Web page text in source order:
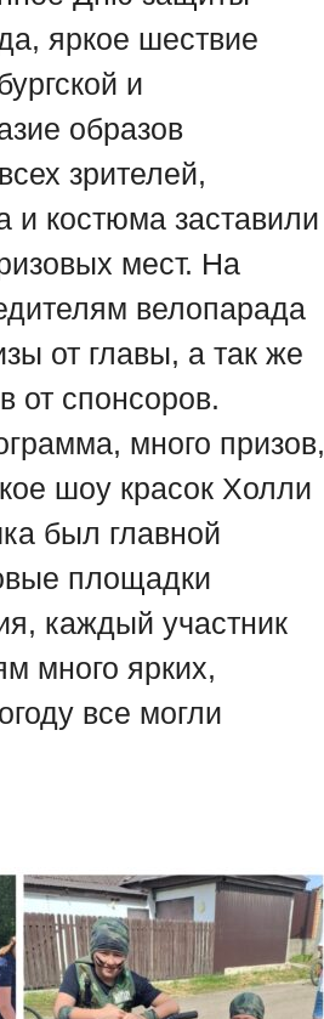
яркое шествие
и
образов
зрителей,
костюма заставили
мест. На
велопарада
от главы, а так же
от спонсоров.
много призов,
шоу красок Холли
был главной
площадки
каждый участник
много ярких,
все могли